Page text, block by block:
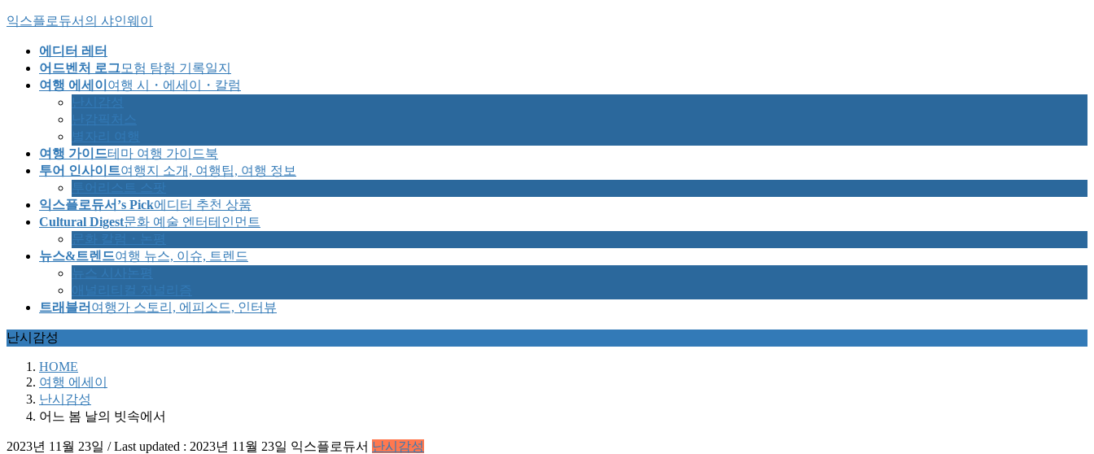
Skip
content
Skip
Navigation
익스플로듀서의 샤인웨이
에디터 레터
어드벤처 로그모험 탐험 기록일지
여행 에세이 여행 시・에세이・칼럼
난시감성
난감픽처스
별자리 여행
여행 가이드테마 여행 가이드북
투어 인사이트여행지 소개, 여행팁, 여행 정보
투어리스트 스팟
익스플로듀서’s Pick에디터 추천 상품
Cultural Digest문화 예술 엔터테인먼트
문화 칼럼・논평
뉴스&트렌드여행 뉴스, 이슈, 트렌드
뉴스 시사논평
애널리티컬 저널리즘
트래블러 여행가 스토리, 에피소드, 인터뷰
난시감성
HOME
여행 에세이
난시감성
어느 봄 날의 빗속에서
2023년 11월 23일 / Last updated : 2023년 11월 23일 익스플로듀서 난시감성